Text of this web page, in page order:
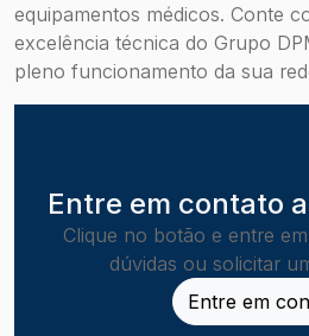
equipamentos médicos. Conte
excelência técnica do Grupo
pleno funcionamento da sua
Entre em contato
Clique no botão e entre
dúvidas ou solicitar
Entre em